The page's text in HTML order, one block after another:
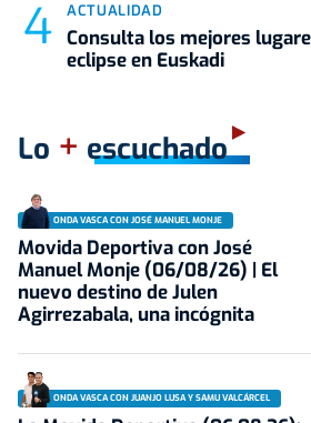
ACTUALIDAD
Consulta los mejores
eclipse en Euskadi
Lo + escuchado
ONDA VASCA CON JOSÉ MANUEL MONJE
Movida Deportiva con José
Manuel Monje (06/08/26) | El
nuevo destino de Julen
Agirrezabala, una incógnita
ONDA VASCA CON JUANJO LUSA Y SAMU VALCÁRCEL